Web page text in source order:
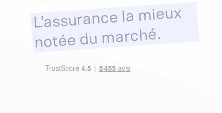
L’assurance la mieux
notée du marché.